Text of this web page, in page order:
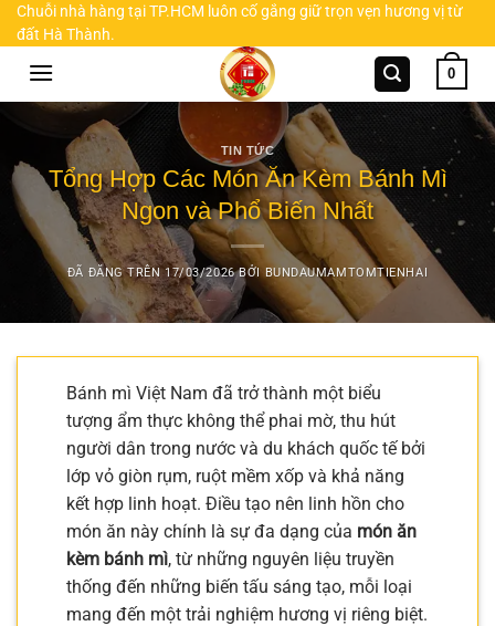
Chuyển
đến
Chuỗi nhà hàng tại TP.HCM luôn cố gắng giữ trọn vẹn hương vị từ
đất Hà Thành.
0
TIN TỨC
Tổng Hợp Các Món Ăn Kèm Bánh Mì
Ngon và Phổ Biến Nhất
ĐÃ ĐĂNG TRÊN17/03/2026 BỞI BUNDAUMAMTOMTIENHAI
Bánh mì Việt Nam đã trở thành một biểu
tượng ẩm thực không thể phai mờ, thu hút
người dân trong nước và du khách quốc tế bởi
lớp vỏ giòn rụm, ruột mềm xốp và khả năng
kết hợp linh hoạt. Điều tạo nên linh hồn cho
món ăn này chính là sự đa dạng của món ăn
kèm bánh mì, từ những nguyên liệu truyền
thống đến những biến tấu sáng tạo, mỗi loại
mang đến một trải nghiệm hương vị riêng biệt.